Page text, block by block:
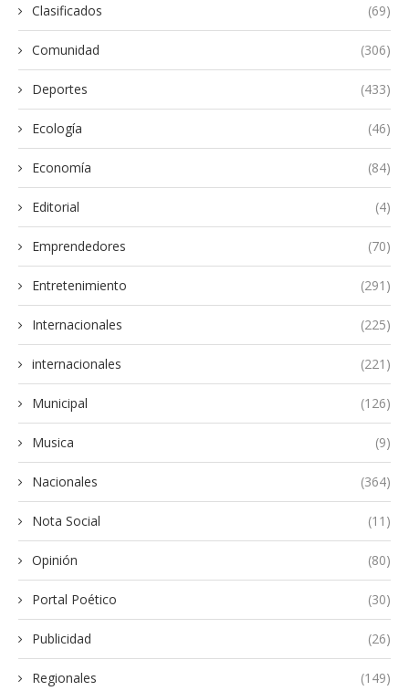
Clasificados (69)
Comunidad (306)
Deportes (433)
Ecología (46)
Economía (84)
Editorial (4)
Emprendedores (70)
Entretenimiento (291)
Internacionales (225)
internacionales (221)
Municipal (126)
Musica (9)
Nacionales (364)
Nota Social (11)
Opinión (80)
Portal Poético (30)
Publicidad (26)
Regionales (149)